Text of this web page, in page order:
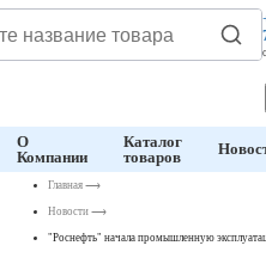
О
Компании
Каталог
товаров
Главная ⟶
Новости ⟶
"Роснефть" начала промышленную